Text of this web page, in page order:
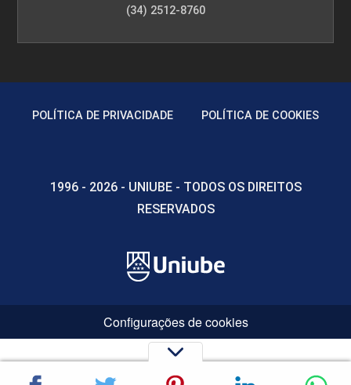
(34) 2512-8760
POLÍTICA DE PRIVACIDADE POLÍTICA DE COOKIES
1996 - 2026 - UNIUBE - TODOS OS DIREITOS
RESERVADOS
Configurações de cookies